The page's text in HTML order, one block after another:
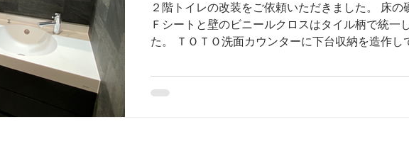
２階トイレの改装をご依頼いただきました。 床の
Ｆシートと壁のビニールクロスはタイル柄で統一
た。 ＴＯＴＯ洗面カウンターに下台収納を造作し